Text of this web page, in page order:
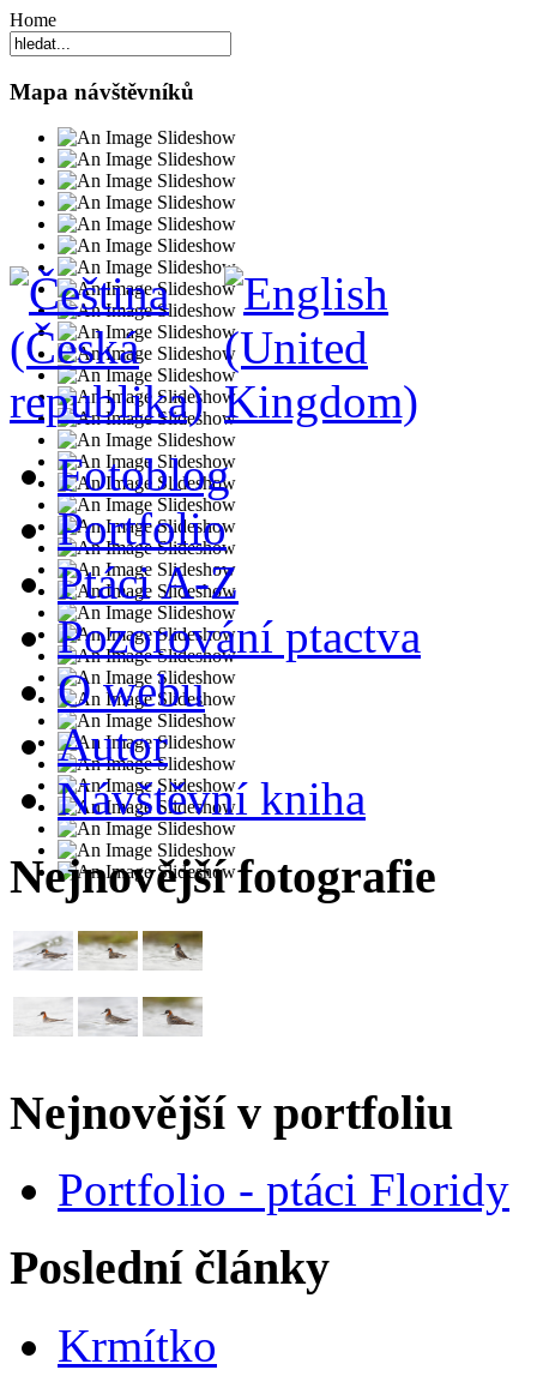
Home
Mapa návštěvníků
Fotoblog
Portfolio
Ptáci A-Z
Pozorování ptactva
O webu
Autor
Návštěvní kniha
Nejnovější fotografie
Nejnovější v portfoliu
Portfolio - ptáci Floridy
Poslední články
Krmítko